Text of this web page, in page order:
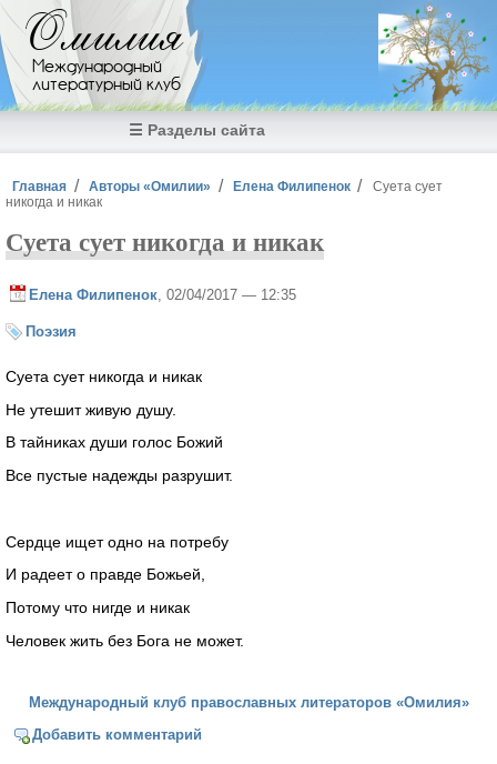
Перейти к основному содержанию
Омилия
Международный
литературный клуб
☰ Разделы сайта
Вы здесь
Главная Авторы «Омилии» Елена Филипенок
Суета сует
никогда и никак
Суета сует никогда и никак
Елена Филипенок , 02/04/2017 — 12:35
Поэзия
Суета сует никогда и никак
Не утешит живую душу.
В тайниках души голос Божий
Все пустые надежды разрушит.
Сердце ищет одно на потребу
И радеет о правде Божьей,
Потому что нигде и никак
Человек жить без Бога не может.
Международный клуб православных литераторов «Омилия»
Добавить комментарий